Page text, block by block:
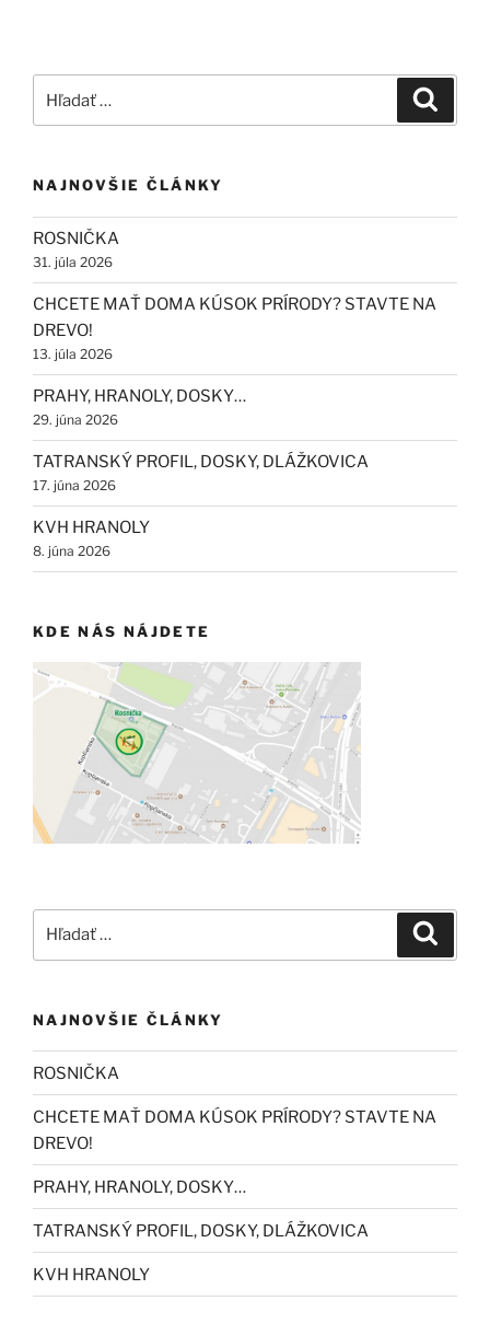
NAJNOVŠIE ČLÁNKY
ROSNIČKA
31. júla 2026
CHCETE MAŤ DOMA KÚSOK PRÍRODY? STAVTE NA
DREVO!
13. júla 2026
PRAHY, HRANOLY, DOSKY…
29. júna 2026
TATRANSKÝ PROFIL, DOSKY, DLÁŽKOVICA
17. júna 2026
KVH HRANOLY
8. júna 2026
KDE NÁS NÁJDETE
NAJNOVŠIE ČLÁNKY
ROSNIČKA
CHCETE MAŤ DOMA KÚSOK PRÍRODY? STAVTE NA
DREVO!
PRAHY, HRANOLY, DOSKY…
TATRANSKÝ PROFIL, DOSKY, DLÁŽKOVICA
KVH HRANOLY